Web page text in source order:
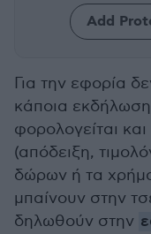
Add
Για την εφορία
κάποια
φορολογείται
(απόδειξη,
δώρων ή τα
μπαίνουν στην
δηλωθούν στην